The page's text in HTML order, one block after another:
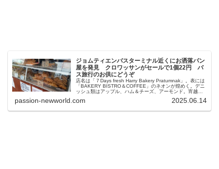
ジョムティエンバスターミナル近くにお洒落パン
屋を発見 クロワッサンがセールで1個22円 バ
ス旅行のお供にどうぞ
店名は「７Days fresh Harry Bakery Pratumnak」。表には
「BAKERY BISTRO＆COFFEE」のネオンが煌めく。デニ
ッシュ類はアップル、ハム＆チーズ、アーモンド。宵越し
passion-newworld.com 2025.06.14